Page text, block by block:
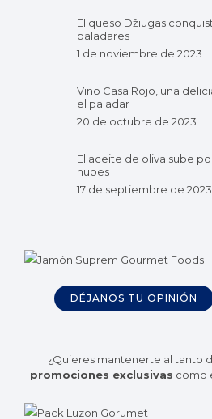
El queso Džiugas
paladares
1 de noviembre de 2023
Vino Casa Rojo, una
el paladar
20 de octubre de 2023
El aceite de oliva sube
nubes
17 de septiembre de 2023
DÉJANOS TU OPINIÓN
¿Quieres mantenerte al tanto
promociones exclusivas como